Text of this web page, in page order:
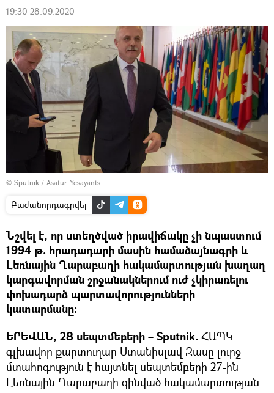
19:30 28.09.2020
© Sputnik / Asatur Yesayants
Բաժանորդագրվել
Նշվել է, որ ստեղծված իրավիճակը չի նպաստում
1994 թ. հրադադարի մասին համաձայնագրի և
Լեռնային Ղարաբաղի հակամարտության խաղաղ
կարգավորման շրջանակներում ուժ չկիրառելու
փոխադարձ պարտավորությունների
կատարմանը:
ԵՐԵՎԱՆ, 28 սեպտմեբերի – Sputnik. ՀԱՊԿ
գլխավոր քարտուղար Ստանիսլավ Զասը լուրջ
մտահոգություն է հայտնել սեպտեմբերի 27-ին
Լեռնային Ղարաբաղի զինված հակամարտության